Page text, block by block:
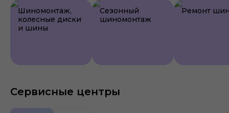
Шиномонтаж,
колесные диски
и шины
Сезонный
шиномонтаж
Ремонт
Сервисные центры